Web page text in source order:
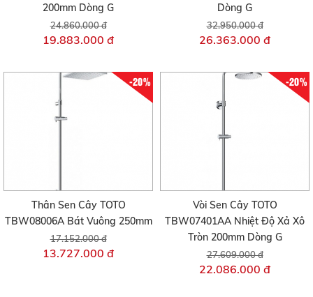
200mm Dòng G
24.860.000 đ
19.883.000 đ
Dòng G
32.950.000 đ
26.363.000 đ
-20%
Thân Sen Cây TOTO
TBW08006A Bát Vuông 250mm
17.152.000 đ
13.727.000 đ
-20%
Vòi Sen Cây TOTO
TBW07401AA Nhiệt Độ Xả Xô
Tròn 200mm Dòng G
27.609.000 đ
22.086.000 đ